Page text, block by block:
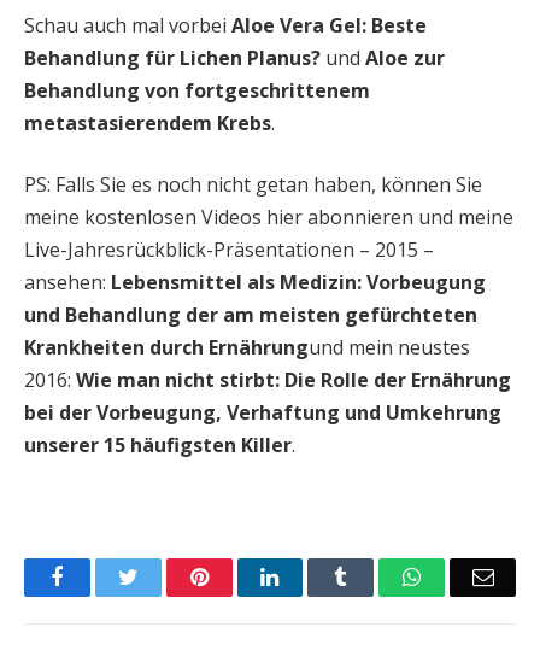
Schau auch mal vorbei Aloe Vera Gel: Beste
Behandlung für Lichen Planus? und Aloe zur
Behandlung von fortgeschrittenem
metastasierendem Krebs.
PS: Falls Sie es noch nicht getan haben, können Sie
meine kostenlosen Videos hier abonnieren und meine
Live-Jahresrückblick-Präsentationen – 2015 –
ansehen: Lebensmittel als Medizin: Vorbeugung
und Behandlung der am meisten gefürchteten
Krankheiten durch Ernährungund mein neustes
2016: Wie man nicht stirbt: Die Rolle der Ernährung
bei der Vorbeugung, Verhaftung und Umkehrung
unserer 15 häufigsten Killer.
FacebookTwitter PinterestLinkedIn Tumblr WhatsApp